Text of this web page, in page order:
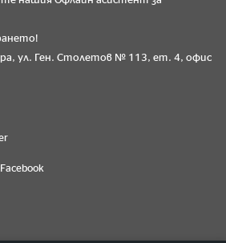
ул. Ген. Столетов № 113, ет. 4, офис